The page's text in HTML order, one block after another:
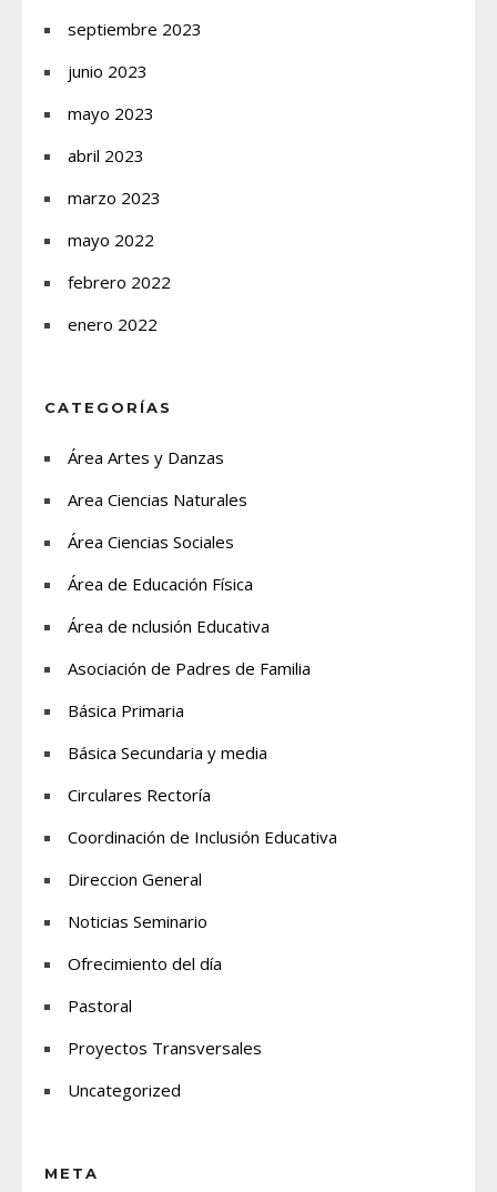
septiembre 2023
junio 2023
mayo 2023
abril 2023
marzo 2023
mayo 2022
febrero 2022
enero 2022
CATEGORÍAS
Área Artes y Danzas
Area Ciencias Naturales
Área Ciencias Sociales
Área de Educación Física
Área de nclusión Educativa
Asociación de Padres de Familia
Básica Primaria
Básica Secundaria y media
Circulares Rectoría
Coordinación de Inclusión Educativa
Direccion General
Noticias Seminario
Ofrecimiento del día
Pastoral
Proyectos Transversales
Uncategorized
META